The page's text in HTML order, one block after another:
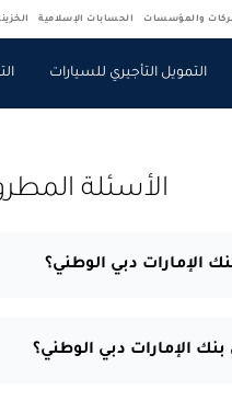
والمؤسسات الحسابات الإسلامية
التمويل التأجيري للسيارات
الأسئلة
الإمارات دبي الوطني؟
بنك الإمارات دبي الوطني؟